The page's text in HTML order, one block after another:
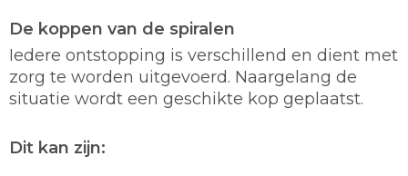
De koppen van de spiralen
Iedere ontstopping is verschillend en dient met
zorg te worden uitgevoerd. Naargelang de
situatie wordt een geschikte kop geplaatst.
Dit kan zijn: